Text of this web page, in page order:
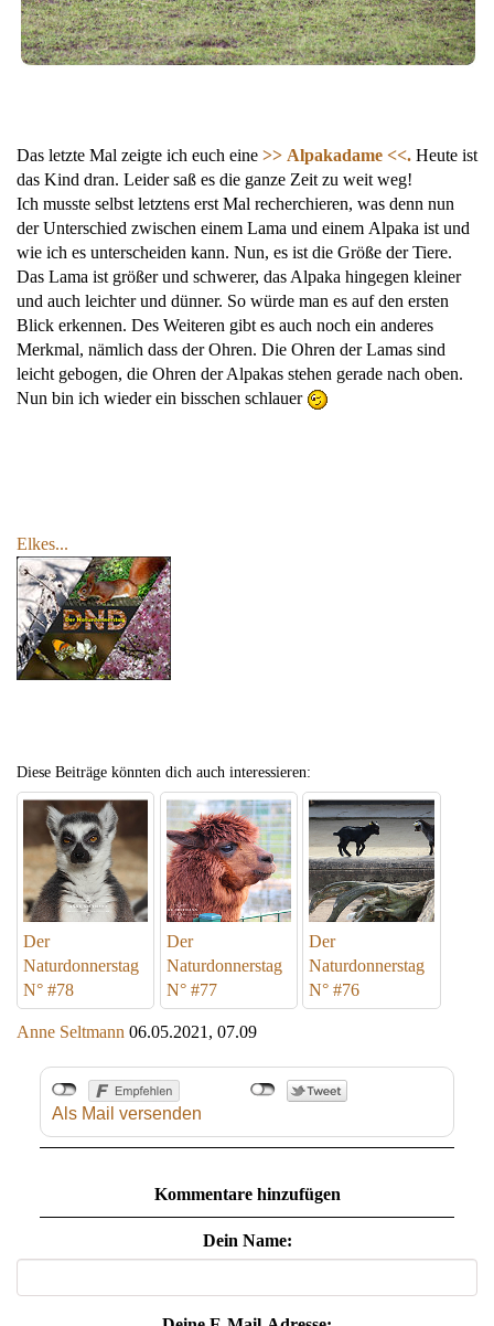
Das letzte Mal zeigte ich euch eine >> Alpakadame <<. Heute ist
das Kind dran. Leider saß es die ganze Zeit zu weit weg!
Ich musste selbst letztens erst Mal recherchieren, was denn nun
der Unterschied zwischen einem Lama und einem Alpaka ist und
wie ich es unterscheiden kann. Nun, es ist die Größe der Tiere.
Das Lama ist größer und schwerer, das Alpaka hingegen kleiner
und auch leichter und dünner. So würde man es auf den ersten
Blick erkennen. Des Weiteren gibt es auch noch ein anderes
Merkmal, nämlich dass der Ohren. Die Ohren der Lamas sind
leicht gebogen, die Ohren der Alpakas stehen gerade nach oben.
Nun bin ich wieder ein bisschen schlauer
Elkes...
Diese Beiträge könnten dich auch interessieren:
Der
Naturdonnerstag
N° #78
Der
Naturdonnerstag
N° #77
Der
Naturdonnerstag
N° #76
Anne Seltmann 06.05.2021, 07.09
Als Mail versenden
Kommentare hinzufügen
Dein Name: